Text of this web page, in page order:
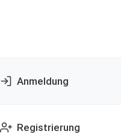
Anmeldung
Registrierung